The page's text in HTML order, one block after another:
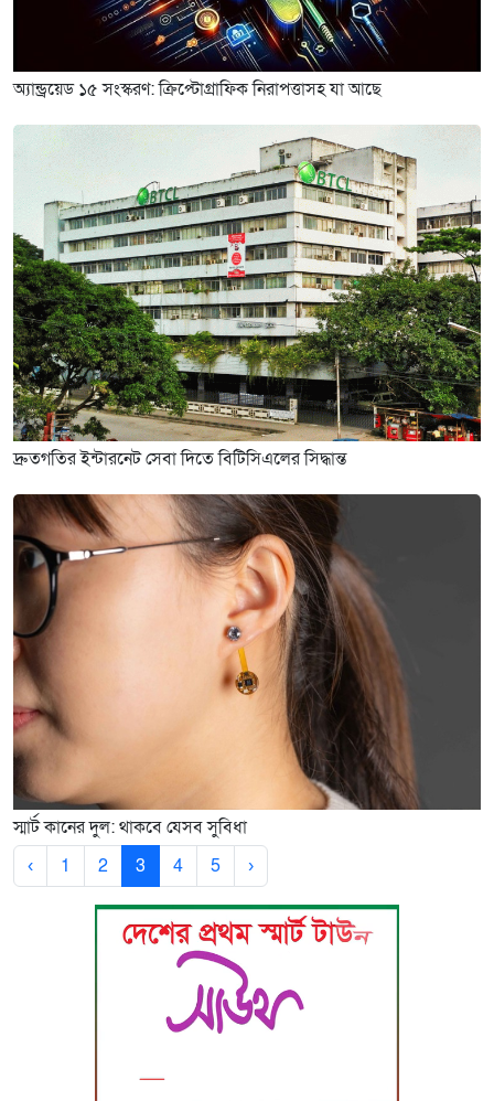
অ্যান্ড্রয়েড ১৫ সংস্করণ: ক্রিপ্টোগ্রাফিক নিরাপত্তাসহ যা আছে
দ্রুতগতির ইন্টারনেট সেবা দিতে বিটিসিএলের সিদ্ধান্ত
স্মার্ট কানের দুল: থাকবে যেসব সুবিধা
‹
1 2 3 4 5 ›